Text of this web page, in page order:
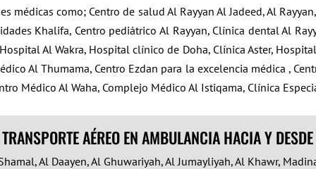
médicas como; Centro de salud Al Rayyan Al Jadeed, Al
Khalifa, Centro pediátrico Al Rayyan, Clínica dental Al
Al Wakra, Hospital clínico de Doha, Clínica Aster,
Al Thumama, Centro Ezdan para la excelencia médica ,
Médico Al Waha, Complejo Médico Al Istiqama, Clínica
AÉREO EN AMBULANCIA HACIA Y
Al Daayen, Al Ghuwariyah, Al Jumayliyah, Al Khawr,